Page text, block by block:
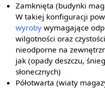
Zamknięta (budynki
W takiej konfiguracji
wyroby wymagające
wilgotności oraz
nieodporne na
jak (opady deszczu,
słonecznych)
Półotwarta (wiaty